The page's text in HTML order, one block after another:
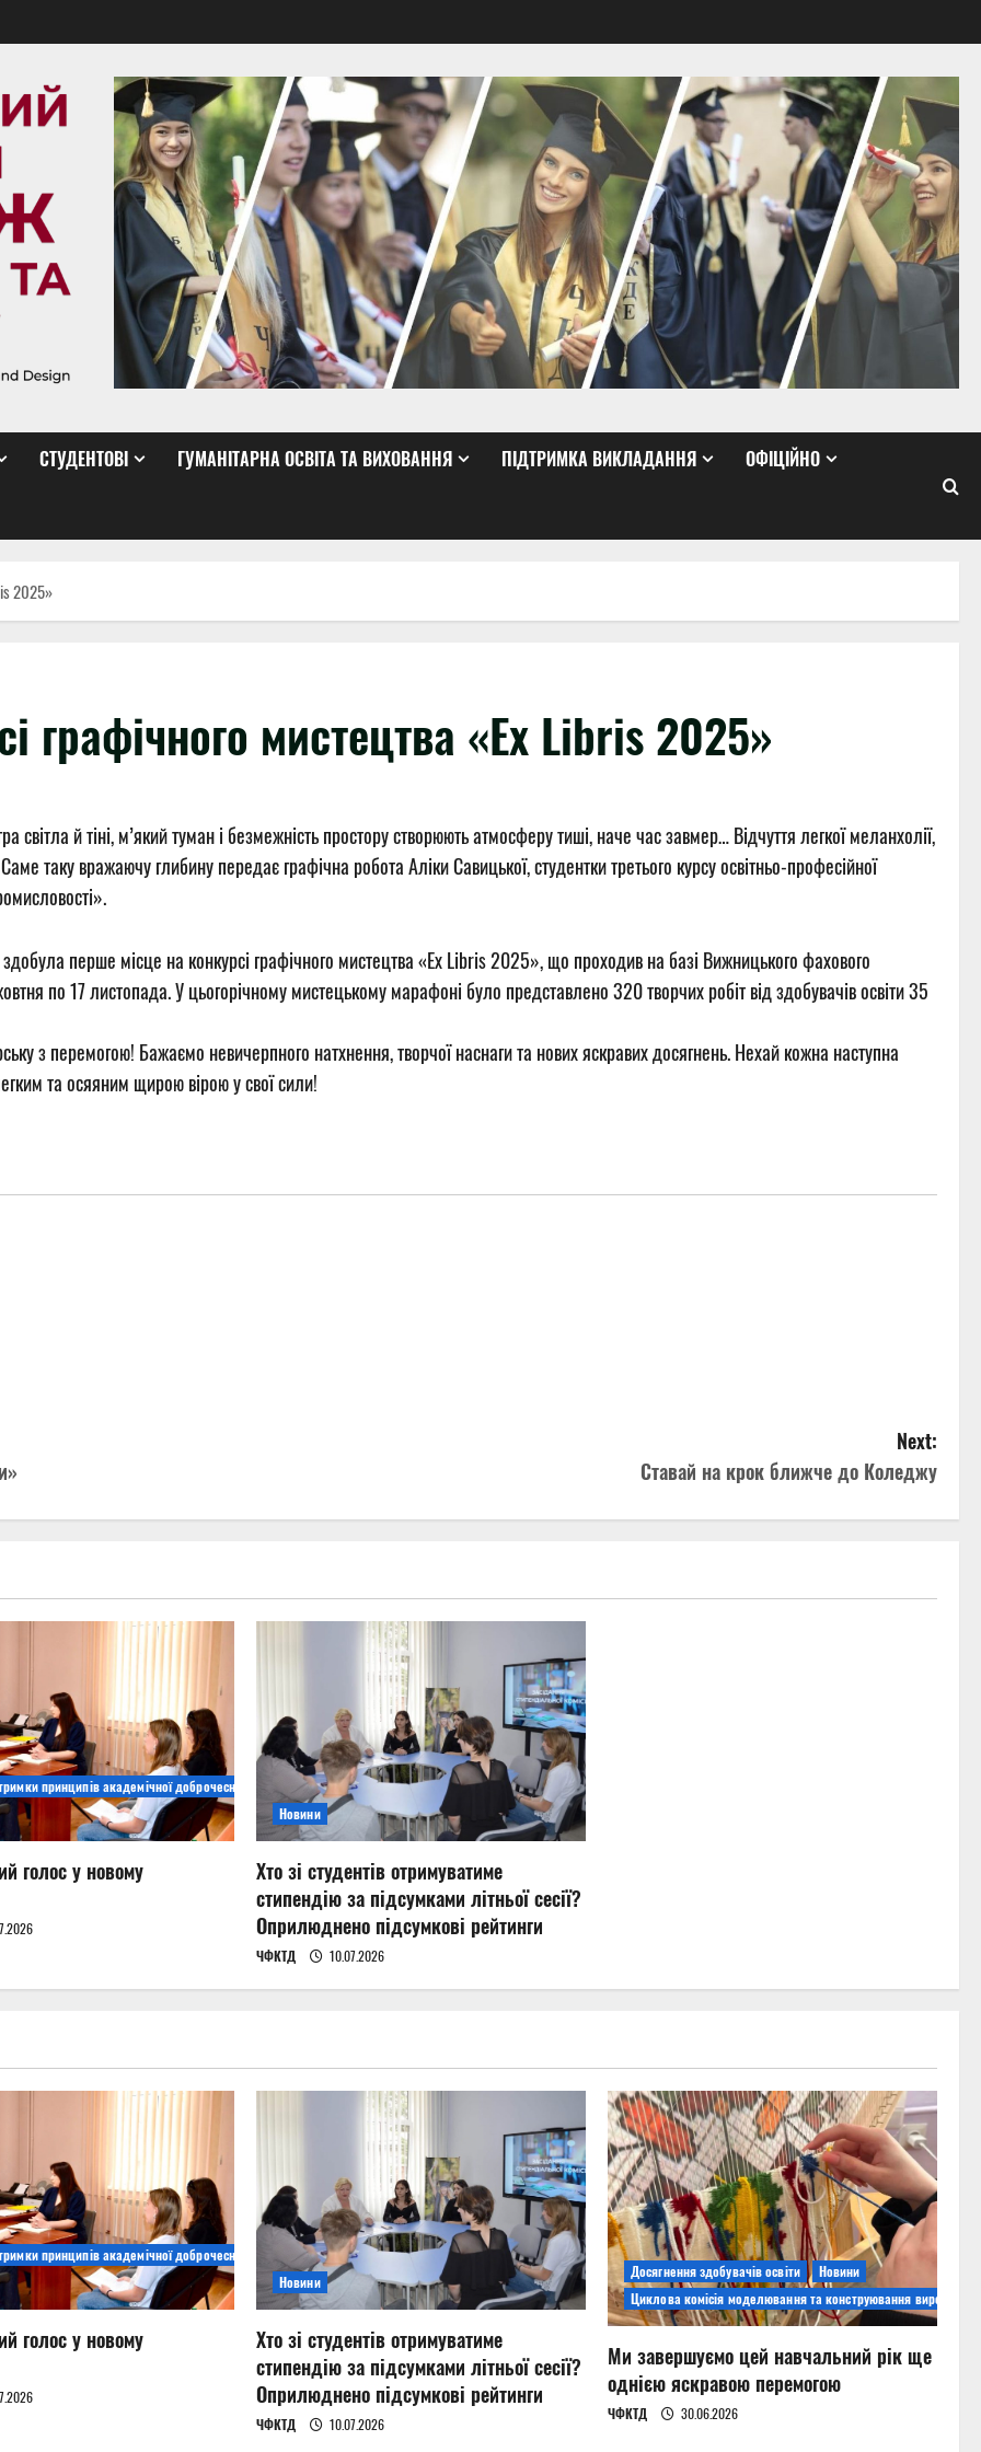
СТУДЕНТОВІ ГУМАНІТАРНА ОСВІТА ТА ВИХОВАННЯ ПІДТРИМКА ВИКЛАДАННЯ ОФІЦІЙНО
2025»
графічного мистецтва «Ex Libris 2025»
й тіні, м’який туман і безмежність простору створюють атмосферу тиші, наче час завмер… Відчуття легкої меланхолії,
таку вражаючу глибину передає графічна робота Аліки Савицької, студентки третього курсу освітньо-професійної
перше місце на конкурсі графічного мистецтва «Ex Libris 2025», що проходив на базі Вижницького фахового
по 17 листопада. У цьогорічному мистецькому марафоні було представлено 320 творчих робіт від здобувачів освіти 35
з перемогою! Бажаємо невичерпного натхнення, творчої наснаги та нових яскравих досягнень. Нехай кожна наступна
та осяяним щирою вірою у свої сили!
Next:
Ставай на крок ближче до Коледжу
принципів академічної доброчесності
голос у новому
Новини
Хто зі студентів отримуватиме
стипендію за підсумками літньої сесії?
Оприлюднено підсумкові рейтинги
ЧФКТД 10.07.2026
принципів академічної доброчесності
голос у новому
Новини
Хто зі студентів отримуватиме
стипендію за підсумками літньої сесії?
Оприлюднено підсумкові рейтинги
ЧФКТД 10.07.2026
Досягнення здобувачів освіти
Новини
Циклова комісія моделювання та конструювання виробів
Ми завершуємо цей навчальний рік ще
однією яскравою перемогою
ЧФКТД 30.06.2026